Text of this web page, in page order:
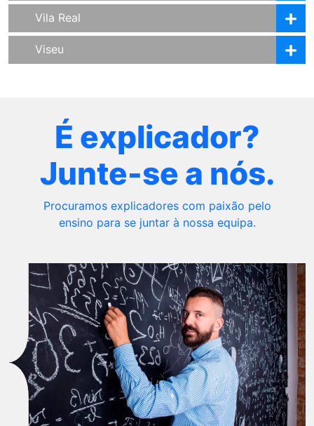
Vila Real
Viseu
É explicador?
Junte-se a nós.
Procuramos explicadores com paixão pelo
ensino para se juntar à nossa equipa.